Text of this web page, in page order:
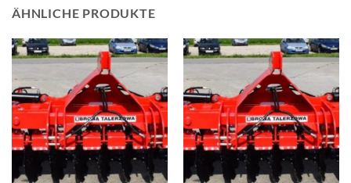
ÄHNLICHE PRODUKTE